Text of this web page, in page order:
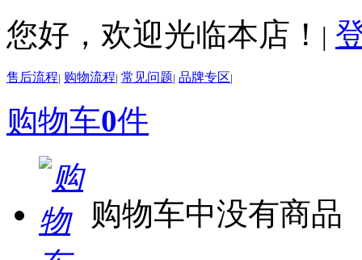
您好，欢迎光临本店！ |
售后流程| 购物流程| 常见问题| 品牌专区|
购物车0件
购物车中没有商品